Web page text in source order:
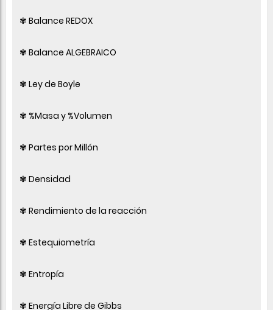
✾ Balance REDOX
✾ Balance ALGEBRAICO
✾ Ley de Boyle
✾ %Masa y %Volumen
✾ Partes por Millón
✾ Densidad
✾ Rendimiento de la reacción
✾ Estequiometría
✾ Entropía
✾ Energía Libre de Gibbs